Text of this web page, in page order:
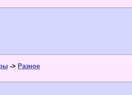
-> Разное